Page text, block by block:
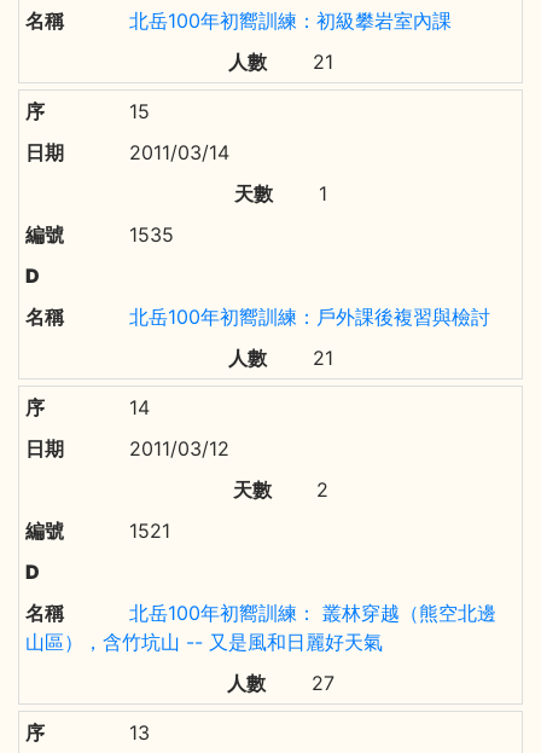
北岳100年初嚮訓練：初級攀岩室內課
21
15
2011/03/14
1
1535
北岳100年初嚮訓練：戶外課後複習與檢討
21
14
2011/03/12
2
1521
北岳100年初嚮訓練： 叢林穿越（熊空北邊
山區），含竹坑山 -- 又是風和日麗好天氣
27
13